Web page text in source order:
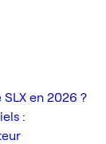
en 2026 ?
: